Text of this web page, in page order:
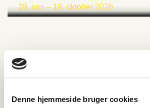
Denne hjemmeside bruger cookies
28. juni – 18. oktober 2026